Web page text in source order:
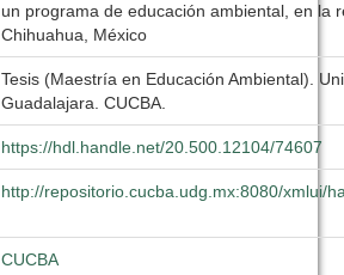
un programa de educación ambiental, en la
Chihuahua, México
Tesis (Maestría en Educación Ambiental).
Guadalajara. CUCBA.
https://hdl.handle.net/20.500.12104/74607
http://repositorio.cucba.udg.mx:8080/xmlui/
CUCBA